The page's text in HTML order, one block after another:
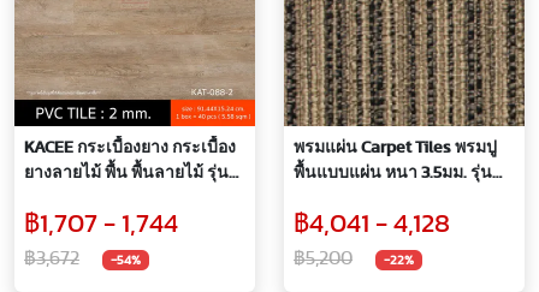
KACEE กระเบื้องยาง กระเบื้อง
ยางลายไม้ พื้น พื้นลายไม้ รุ่น
พื้นห้อง รหัส KAT
฿1,707 - 1,744
฿3,672 -54%
พรมแผ่น Carpet Tiles พรมปู
พื้นแบบแผ่น หนา 3.5มม. รุ่น
฿4,041 - 4,128
฿5,200 -22%